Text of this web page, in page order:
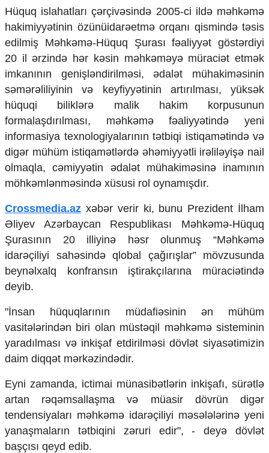
Foto
Video
İnfoqrafika
Podcast
Humanitar
Elm və təhsil
Mədəniyyət
Diaspor
Yüksəliş hekayəsi
Mədəniyyətimizin Zəfəri
Zəfər Diasporu
Səhiyyə
Ailə və uşaq
İqtisadiyyat
İqtisadi xəbərlər
Energetika
Neft-qaz
Əmək və sosial siyasət
Kənd təsərrüfatı
Hərbi sənaye
Telekommunikasiya və nəqliyyat
COP29
Cəmiyyət
Crossmedia.az - 1 yaş
Siyasət
Məhkəmə və hüquq
Ekologiya
Zəfər - 5
Gənclər və İdman
Hüquq islahatları çərçivəsində 2005-ci ildə məhkəmə
hakimiyyətinin özünüidarəetmə orqanı qismində təsis
edilmiş Məhkəmə-Hüquq Şurası fəaliyyət göstərdiyi
20 il ərzində hər kəsin məhkəməyə müraciət etmək
imkanının genişləndirilməsi, ədalət mühakiməsinin
səmərəliliyinin və keyfiyyətinin artırılması, yüksək
hüquqi biliklərə malik hakim korpusunun
formalaşdırılması, məhkəmə fəaliyyətində yeni
informasiya texnologiyalarının tətbiqi istiqamətində və
digər mühüm istiqamətlərdə əhəmiyyətli irəliləyişə nail
olmaqla, cəmiyyətin ədalət mühakiməsinə inamının
möhkəmlənməsində xüsusi rol oynamışdır.
Crossmedia.az xəbər verir ki, bunu Prezident İlham
Əliyev Azərbaycan Respublikası Məhkəmə-Hüquq
Şurasının 20 illiyinə həsr olunmuş “Məhkəmə
idarəçiliyi sahəsində qlobal çağırışlar” mövzusunda
beynəlxalq konfransın iştirakçılarına müraciətində
deyib.
"İnsan hüquqlarının müdafiəsinin ən mühüm
vasitələrindən biri olan müstəqil məhkəmə sisteminin
yaradılması və inkişaf etdirilməsi dövlət siyasətimizin
daim diqqət mərkəzindədir.
Eyni zamanda, ictimai münasibətlərin inkişafı, sürətlə
artan rəqəmsallaşma və müasir dövrün digər
tendensiyaları məhkəmə idarəçiliyi məsələlərinə yeni
yanaşmaların tətbiqini zəruri edir", - deyə dövlət
başçısı qeyd edib.